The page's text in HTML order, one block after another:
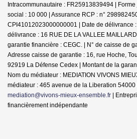
Intracommunautaire : FR25913839494 |
social : 10 000 | Assurance RCP : n°
CPI41012023000000001 | Date de délivrance
délivrance : 16 RUE DE LA VALLEE
garantie financière : CEGC. | N° de caisse de
Adresse caisse de garantie : 16, rue Hoche,
92919 La Défense Cedex | Montant de la
Nom du médiateur : MEDIATION VIVONS
médiateur : 465 avenue de la Liberation 54000
mediation@vivons-mieux-ensemble.fr |
financièrement indépendante